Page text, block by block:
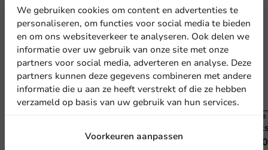
-
We gebruiken cookies om content en advertenties te
personaliseren, om functies voor social media te bieden
en om ons websiteverkeer te analyseren. Ook delen we
informatie over uw gebruik van onze site met onze
partners voor social media, adverteren en analyse. Deze
partners kunnen deze gegevens combineren met andere
informatie die u aan ze heeft verstrekt of die ze hebben
verzameld op basis van uw gebruik van hun services.
Voorkeuren aanpassen
korting
Meld je aan voor onze
nieuwsbrief!
Aanmelden